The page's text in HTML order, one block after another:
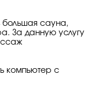
большая сауна,
За данную услугу
компьютер с